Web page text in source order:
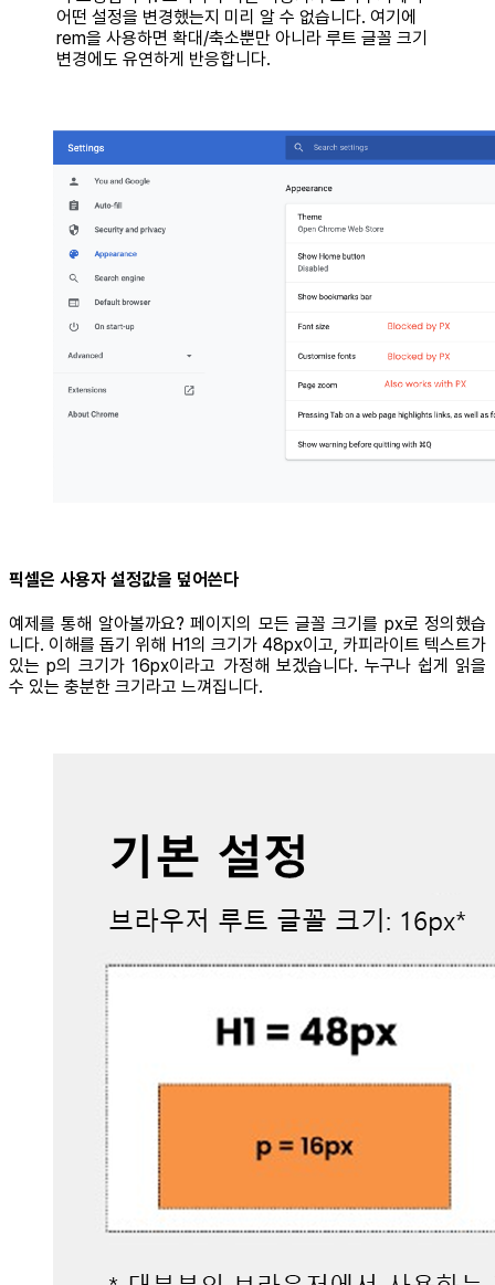
어떤 설정을 변경했는지 미리 알 수 없습니다. 여기에
rem을 사용하면 확대/축소뿐만 아니라 루트 글꼴 크기
변경에도 유연하게 반응합니다.
픽셀은 사용자 설정값을 덮어쓴다
예제를 통해 알아볼까요? 페이지의 모든 글꼴 크기를 px로 정의했습
니다. 이해를 돕기 위해 H1의 크기가 48px이고, 카피라이트 텍스트가
있는 p의 크기가 16px이라고 가정해 보겠습니다. 누구나 쉽게 읽을
수 있는 충분한 크기라고 느껴집니다.